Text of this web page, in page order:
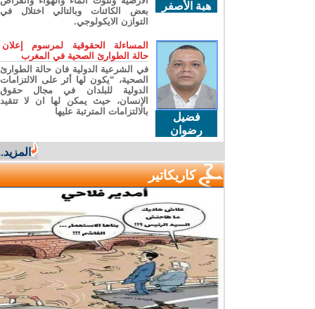
هبة الأصفر
بعض الكائنات وبالتالي اختلال في
التوازن الايكولوجي.
فضيل
رضوان
المساءلة الحقوقية لمرسوم إعلان
حالة الطوارئ الصحية في المغرب
في الشرعية الدولية فان حالة الطوارئ
الصحية، “يكون لها أثر على الالتزامات
الدولية للبلدان في مجال حقوق
الإنسان، حيث يمكن لها ان لا تتقيد
بالالتزامات المترتبة عليها
المزيد...
كاريكاتير